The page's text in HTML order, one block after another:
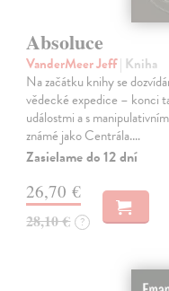
Absoluce
VanderMeer Jeff| Kniha
Na začátku knihy se
vědecké expedice – konci
událostmi a s
známé jako Centrála.…
Zasielame do 12 dní
26,70 €
28,10 € ?